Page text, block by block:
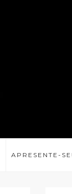
APRESENTE-SE!